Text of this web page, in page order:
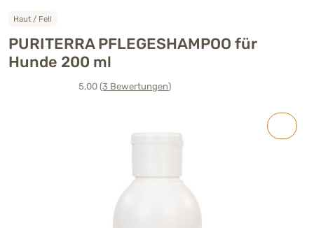
Haut / Fell
PURITERRA PFLEGESHAMPOO für
Hunde 200 ml
5,00(3 Bewertungen)